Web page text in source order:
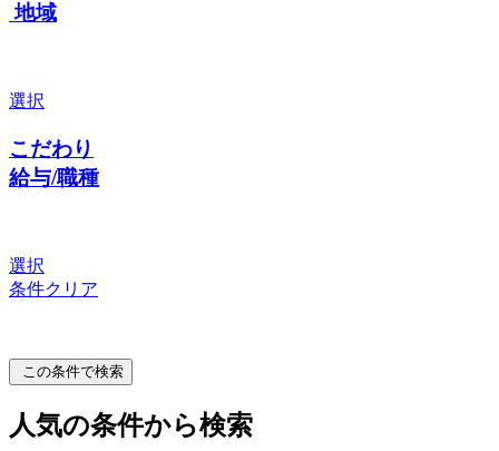
地域
選択
こだわり
給与/職種
選択
条件クリア
この条件で検索
人気の条件から検索